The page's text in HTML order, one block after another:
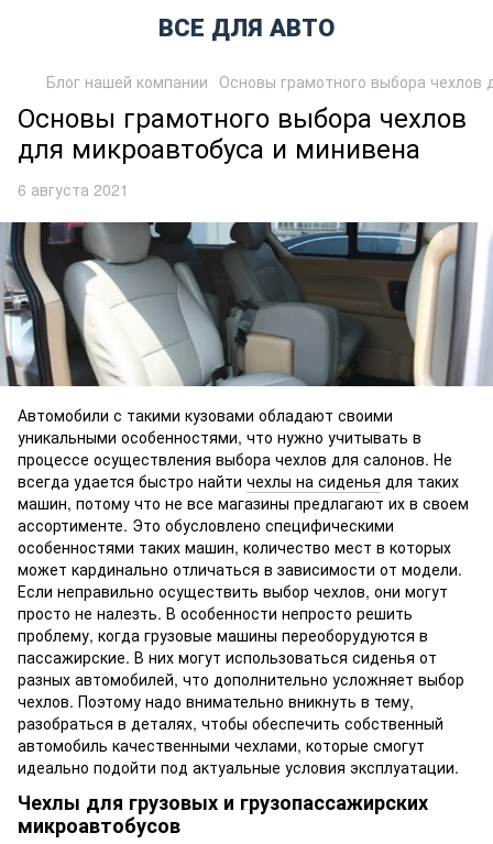
ВСЕ ДЛЯ АВТО
Блог нашей компании Основы грамотного выбора чехлов
Основы грамотного выбора чехлов
для микроавтобуса и минивена
6 августа 2021
Автомобили с такими кузовами обладают своими
уникальными особенностями, что нужно учитывать в
процессе осуществления выбора чехлов для салонов. Не
всегда удается быстро найти чехлы на сиденья для таких
машин, потому что не все магазины предлагают их в своем
ассортименте. Это обусловлено специфическими
особенностями таких машин, количество мест в которых
может кардинально отличаться в зависимости от модели.
Если неправильно осуществить выбор чехлов, они могут
просто не налезть. В особенности непросто решить
проблему, когда грузовые машины переоборудуются в
пассажирские. В них могут использоваться сиденья от
разных автомобилей, что дополнительно усложняет выбор
чехлов. Поэтому надо внимательно вникнуть в тему,
разобраться в деталях, чтобы обеспечить собственный
автомобиль качественными чехлами, которые смогут
идеально подойти под актуальные условия эксплуатации.
Чехлы для грузовых и грузопассажирских
микроавтобусов